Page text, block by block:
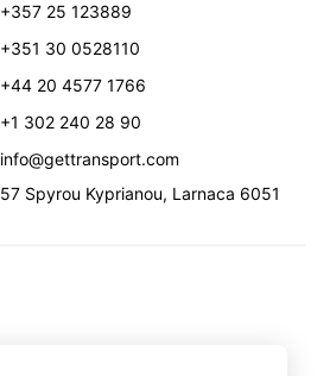
+357 25 123889
+351 30 0528110
+44 20 4577 1766
+1 302 240 28 90
info@gettransport.com
57 Spyrou Kyprianou, Larnaca 6051